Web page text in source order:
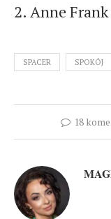
2. Anne Frank
SPACER SPOKÓJ
18